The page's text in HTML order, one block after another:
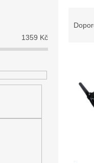
1359 Kč